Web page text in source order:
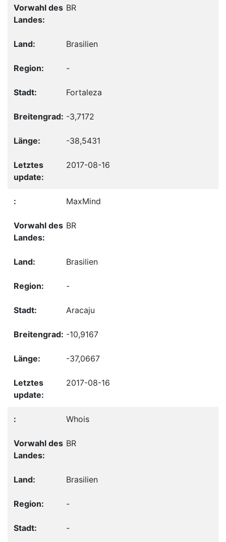
BR
Brasilien
-
Fortaleza
-3,7172
-38,5431
2017-08-16
MaxMind
BR
Brasilien
-
Aracaju
-10,9167
-37,0667
2017-08-16
Whois
BR
Brasilien
-
-